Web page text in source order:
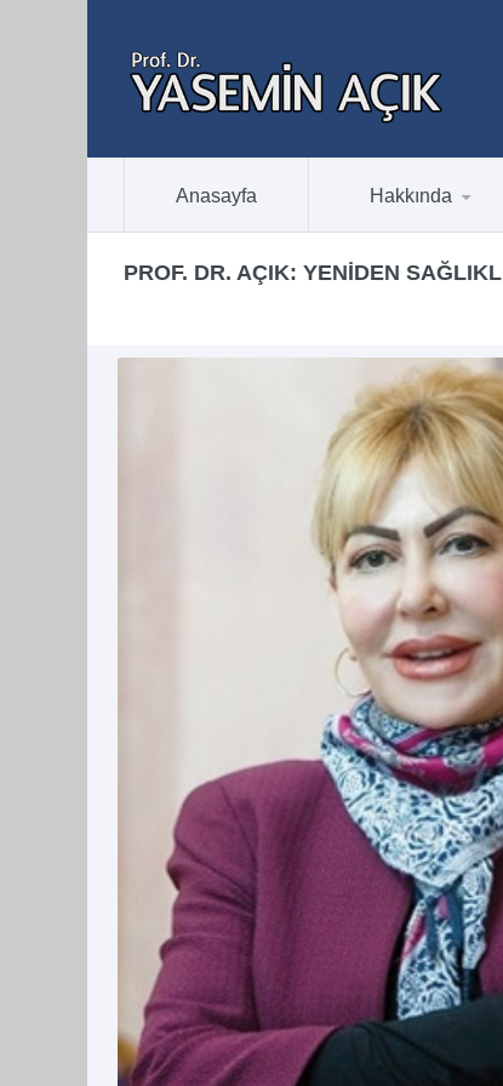
Anasayfa Hakkında
PROF. DR. AÇIK: YENIDEN